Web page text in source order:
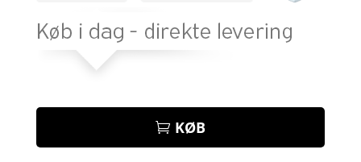
KØB